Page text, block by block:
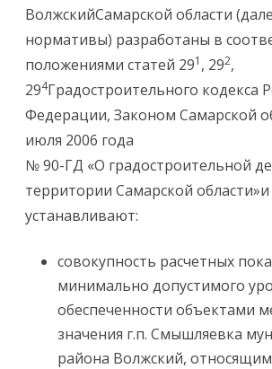
ВолжскийСамарской области
нормативы) разработаны в
положениями статей 291 , 292,
294Градостроительного кодекса
Федерации, Законом Самарской
июля 2006 года
№ 90-ГД «О градостроительной
территории Самарской области»и
устанавливают:
совокупность расчетных
минимально допустимого
обеспеченности объектами
значения г.п. Смышляевка
района Волжский,